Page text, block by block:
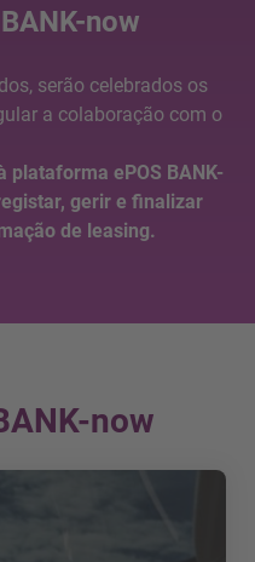
now
serão celebrados os
a colaboração com o
plataforma ePOS BANK-
gerir e finalizar
de leasing.
now